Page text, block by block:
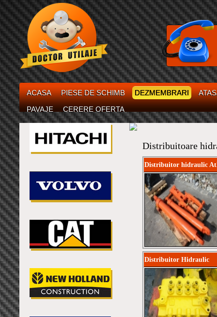
ACASA PIESE DE SCHIMB DEZMEMBRARI
PAVAJE
CERERE OFERTA
Distribuitoare
Distribuitor hidraulic
Distribuitor Hidraulic